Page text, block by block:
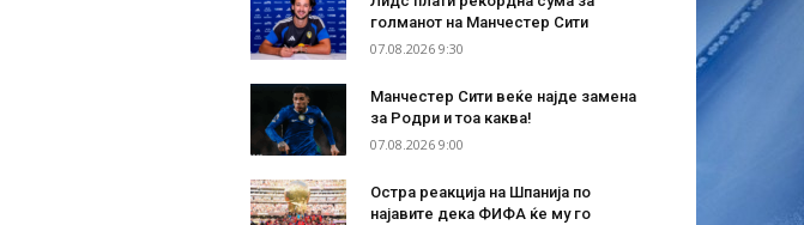
голманот на Манчестер Сити
07.08.2026 9:30
Манчестер Сити веќе најде замена
за Родри и тоа каква!
07.08.2026 9:00
Остра реакција на Шпанија по
најавите дека ФИФА ќе му го